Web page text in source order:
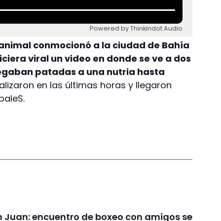
Powered by Thinkindot Audio
conmocionó a la ciudad de Bahía
viral un video en donde se ve a dos
patadas a una nutria hasta
en las últimas horas y llegaron
Juan: encuentro de boxeo con amigos se